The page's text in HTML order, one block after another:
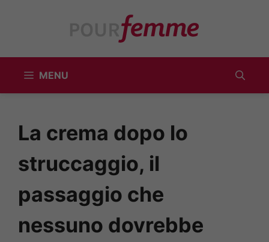
MENU
La crema dopo lo
struccaggio, il
passaggio che
nessuno dovrebbe